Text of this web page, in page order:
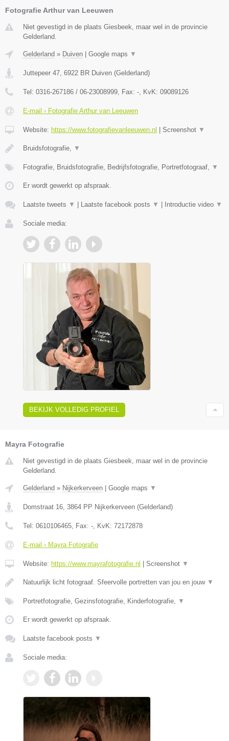
Fotografie Arthur van Leeuwen
Niet gevestigd in de plaats Giesbeek, maar wel in de provincie
Gelderland.
Gelderland » Duiven Google maps ▼
Juttepeer 47, 6922 BR Duiven (Gelderland)
Tel: 0316-267186 / 06-23008999, Fax: -, KvK: 09089126
E-mail › Fotografie Arthur van Leeuwen
Website: https://www.fotografievanleeuwen.nl Screenshot ▼
Bruidsfotografie, ▼
Fotografie, Bruidsfotografie, Bedrijfsfotografie, Portretfotograaf, ▼
Er wordt gewerkt op afspraak.
Laatste tweets ▼ Laatste facebook posts ▼ Introductie video ▼
Sociale media:
BEKIJK VOLLEDIG PROFIEL
Mayra Fotografie
Niet gevestigd in de plaats Giesbeek, maar wel in de provincie
Gelderland.
Gelderland » Nijkerkerveen Google maps ▼
Domstraat 16, 3864 PP Nijkerkerveen (Gelderland)
Tel: 0610106465, Fax: -, KvK: 72172878
E-mail › Mayra Fotografie
Website: https://www.mayrafotografie.nl Screenshot ▼
Natuurlijk licht fotograaf. Sfeervolle portretten van jou en jouw ▼
Portretfotografie, Gezinsfotografie, Kinderfotografie, ▼
Er wordt gewerkt op afspraak.
Laatste facebook posts ▼
Sociale media: